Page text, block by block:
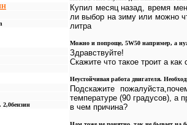
Купил месяц назад, время
ли выбор на зиму или можно
литра
Можно и попроще, 5W50 например, а
Здравствуйте!
Скажите что такое троит а как
Неустойчивая работа двигателя.
2,0бензин
Подскажите
температуре (90 градусов), а
в чем причина?